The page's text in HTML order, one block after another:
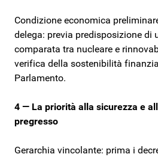
Condizione economica
delega: previa predisposizione di
comparata tra nucleare e
verifica della sostenibilità
Parlamento.
4 — La priorità alla sicurezza e
pregresso
Gerarchia vincolante: prima i